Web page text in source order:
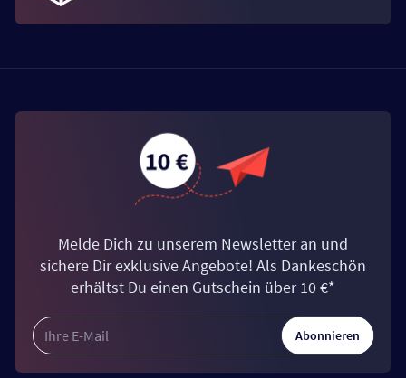
Melde Dich zu unserem Newsletter an und
sichere Dir exklusive Angebote! Als Dankeschön
erhältst Du einen Gutschein über 10 €*
Abonnieren